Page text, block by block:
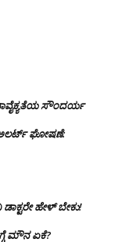
ಸೌಂದರ್ಯ
ಅಲರ್ಟ್ ಘೋಷಣೆ:
ಹೇಳ್ ಬೇಕು!
ಮೌನ ಏಕೆ?